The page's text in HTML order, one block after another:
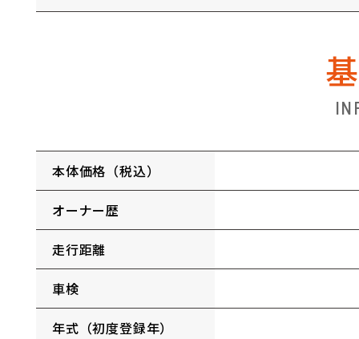
本体価格（税込）
オーナー歴
走行距離
車検
年式（初度登録年）